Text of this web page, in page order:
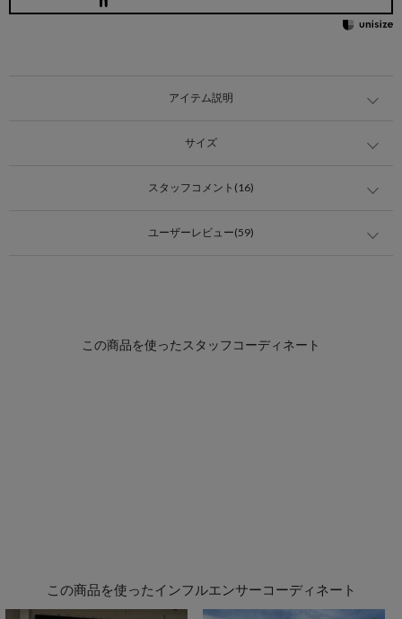
アイテム説明
サイズ
スタッフコメント(16)
ユーザーレビュー(59)
この商品を使ったインフルエンサーコーディネート